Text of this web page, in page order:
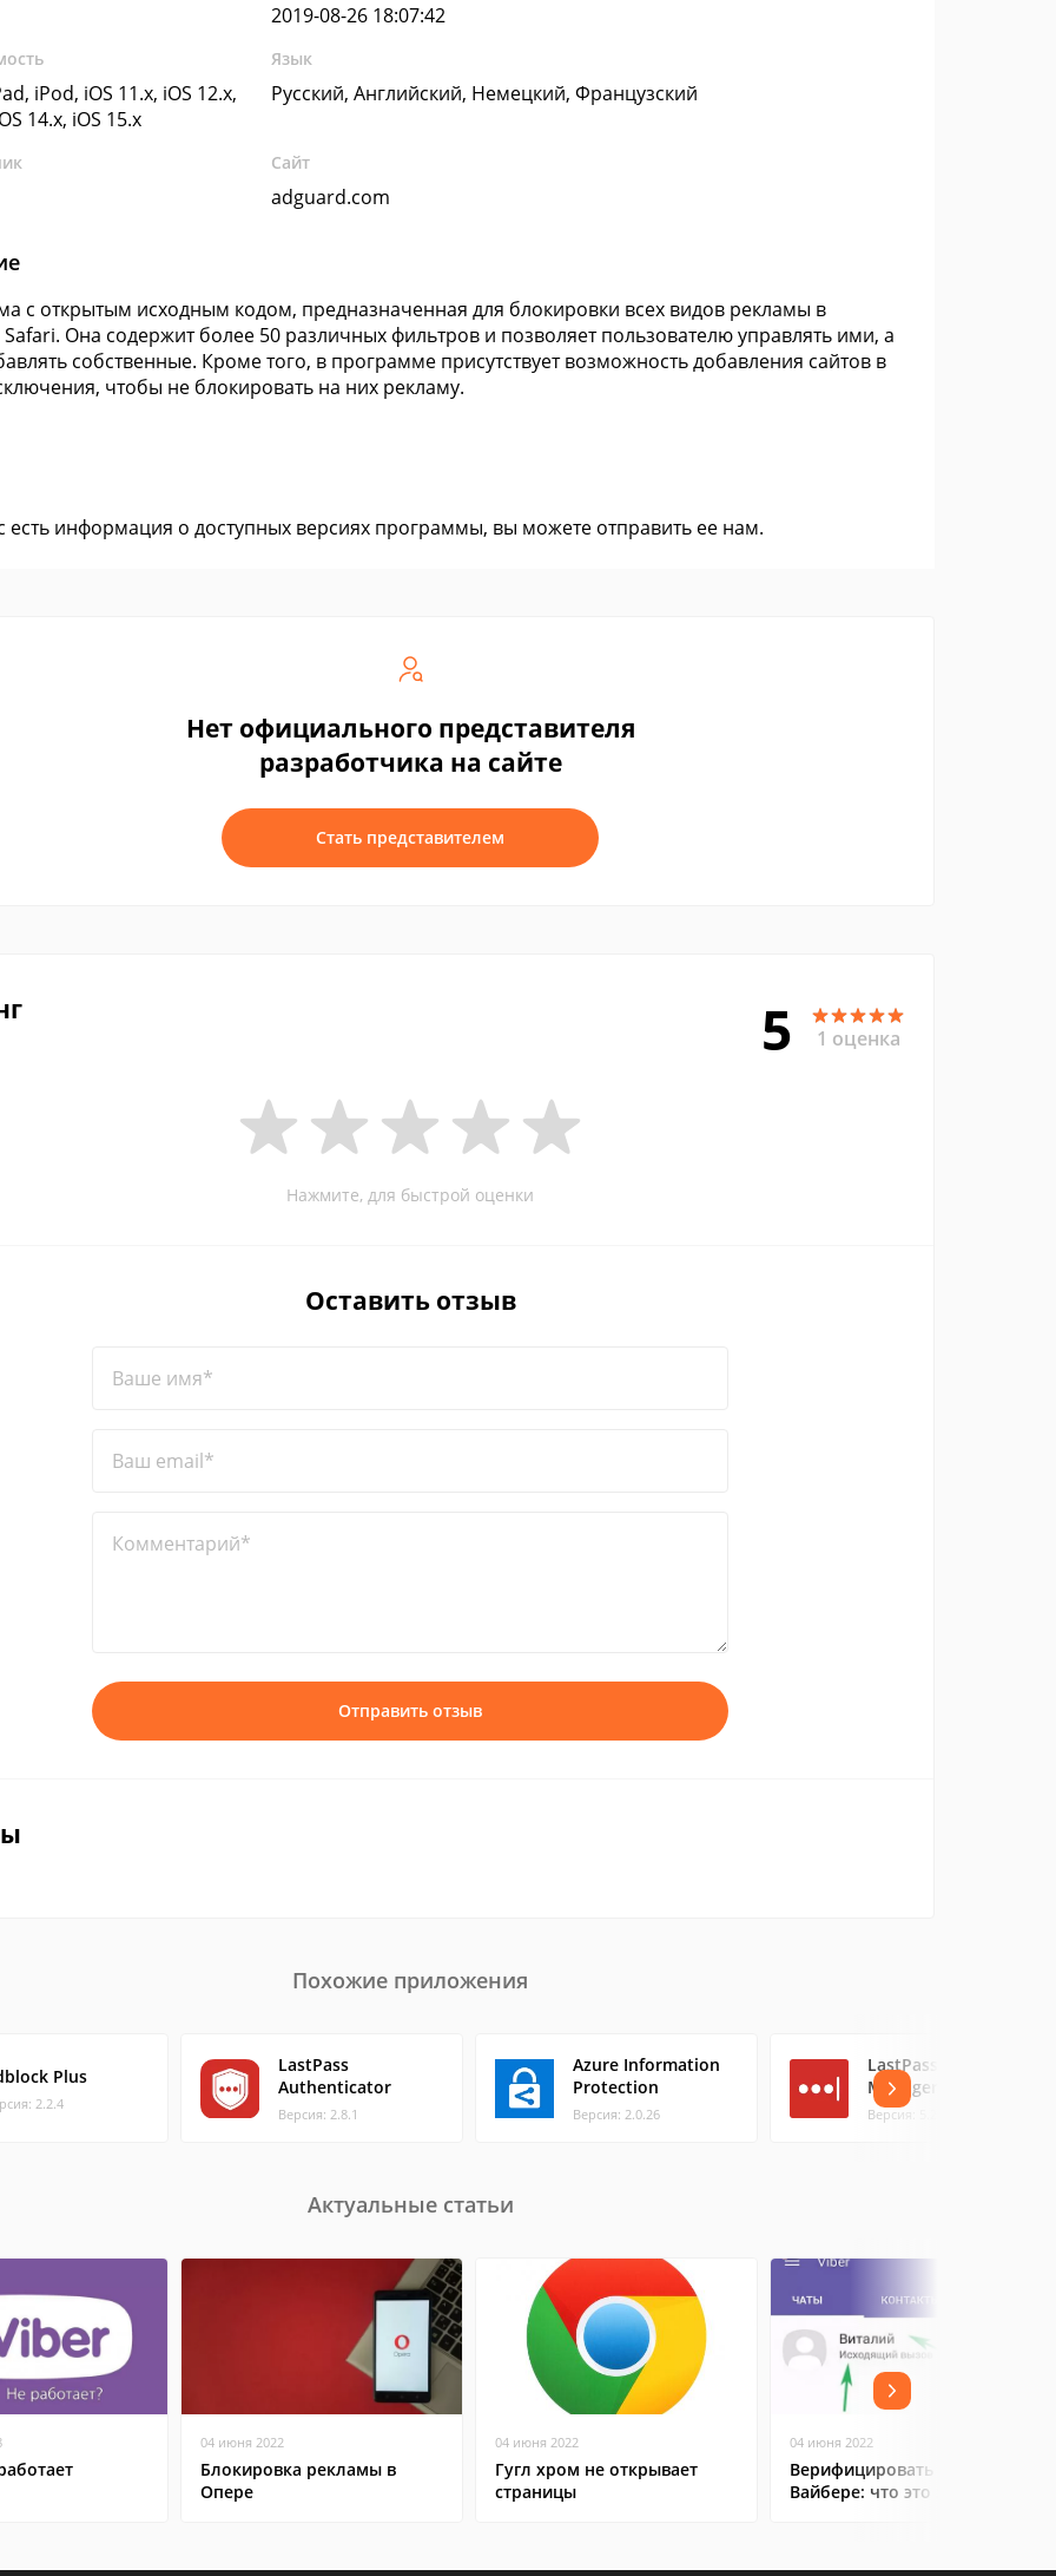
2019-08-26 18:07:42
iPod, iOS 11.x, iOS 12.x,
14.x, iOS 15.x
Язык
Русский, Английский, Немецкий, Французский
Сайт
adguard.com
с открытым исходным кодом, предназначенная для блокировки всех видов рекламы в
Она содержит более 50 различных фильтров и позволяет пользователю управлять ими, а
собственные. Кроме того, в программе присутствует возможность добавления сайтов в
чтобы не блокировать на них рекламу.
есть информация о доступных версиях программы, вы можете отправить ее нам.
Нет официального представителя
разработчика на сайте
Стать представителем
5 1 оценка
Нажмите, для быстрой оценки
Оставить отзыв
Ваше имя*
Ваш email*
Комментарий*
Отправить отзыв
Похожие приложения
Plus
2.2.4
LastPass
Authenticator
Версия: 2.8.1
Azure Information
Protection
Версия: 2.0.26
LastPass Password
Manager
Версия: 5.23.0
Актуальные статьи
04 июня 2022
Блокировка рекламы в
Опере
04 июня 2022
Гугл хром не открывает
страницы
04 июня 2022
Верифицировать контакт в
Вайбере: что это значит